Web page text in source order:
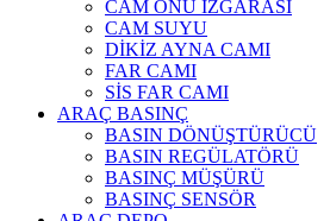
CAM ÖNÜ IZGARASI
CAM SUYU
DİKİZ AYNA CAMI
FAR CAMI
SİS FAR CAMI
ARAÇ BASINÇ
BASIN DÖNÜŞTÜRÜCÜ
BASIN REGÜLATÖRÜ
BASINÇ MÜŞÜRÜ
BASINÇ SENSÖR